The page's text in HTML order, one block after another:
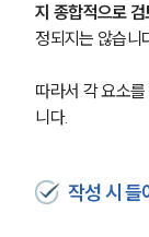
지 종합적으로 검
정되지는 않습니
따라서 각 요소
니다.
작성 시 들